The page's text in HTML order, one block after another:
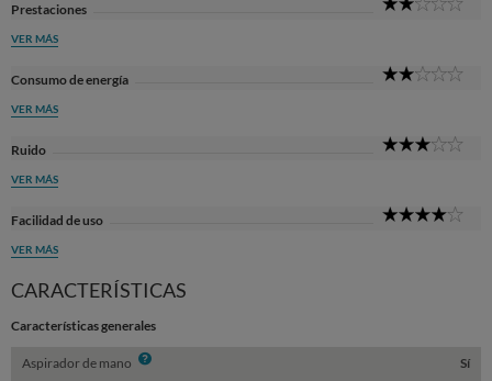
Prestaciones
VER MÁS
Consumo de energía
VER MÁS
Ruido
VER MÁS
Facilidad de uso
VER MÁS
CARACTERÍSTICAS
Características generales
Aspirador de mano Info Sí